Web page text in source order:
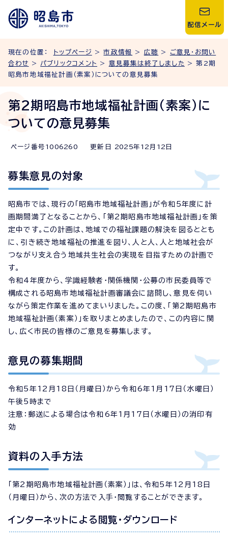
配信メール
現在の位置： トップページ >市政情報 > 広聴 > ご意見・お問い
合わせ
> パブリックコメント > 意見募集は終了しました
> 第2期
昭島市地域福祉計画（素案）についての意見募集
第2期昭島市地域福祉計画（素案）に
ついての意見募集
ページ番号 1006260 更新日 2025年 12 月 12 日
募集意見の対象
昭島市では、現行の「昭島市地域福祉計画」が令和5年度に計
画期間満了となることから、「第2期昭島市地域福祉計画」を策
定中です。この計画は、地域での福祉課題の解決を図るととも
に、引き続き地域福祉の推進を図り、人と人、人と地域社会が
つながり支え合う地域共生社会の実現を目指すための計画で
す。
令和4年度から、学識経験者・関係機関・公募の市民委員等で
構成される昭島市地域福祉計画審議会に諮問し、意見を伺い
ながら策定作業を進めてまいりました。この度、「第2期昭島市
地域福祉計画（素案）」を取りまとめましたので、この内容に関
し、広く市民の皆様のご意見を募集します。
意見の募集期間
令和5年12月18日（月曜日）から令和6年1月17日（水曜日）
午後5時まで
注意：郵送による場合は令和6年1月17日（水曜日）の消印有
効
資料の入手方法
「第2期昭島市地域福祉計画（素案）」は、令和5年12月18日
（月曜日）から、次の方法で入手・閲覧することができます。
インターネットによる閲覧・ダウンロード